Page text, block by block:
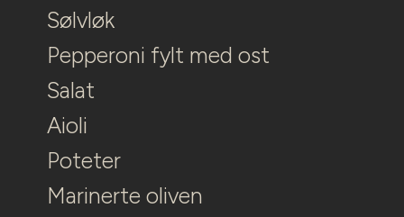
Sølvløk
Pepperoni fylt med ost
Salat
Aioli
Poteter
Marinerte oliven